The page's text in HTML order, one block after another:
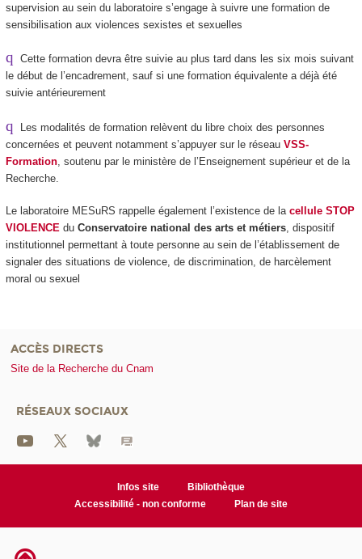
supervision au sein du laboratoire s’engage à suivre une formation de
sensibilisation aux violences sexistes et sexuelles
q Cette formation devra être suivie au plus tard dans les six mois suivant
le début de l’encadrement, sauf si une formation équivalente a déjà été
suivie antérieurement
q Les modalités de formation relèvent du libre choix des personnes
concernées et peuvent notamment s’appuyer sur le réseauVSS-
Formation, soutenu par le ministère de l’Enseignement supérieur et de la
Recherche.
Le laboratoire MESuRS rappelle également l’existence de la cellule STOP
VIOLENCEdu Conservatoire national des arts et métiers, dispositif
institutionnel permettant à toute personne au sein de l’établissement de
signaler des situations de violence, de discrimination, de harcèlement
moral ou sexuel
ACCÈS DIRECTS
Site de la Recherche du Cnam
RÉSEAUX SOCIAUX
Infos site
Bibliothèque
Accessibilité - non conforme
Plan de site